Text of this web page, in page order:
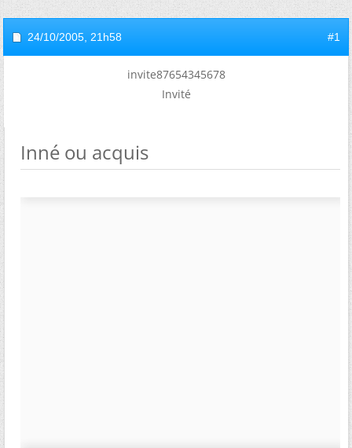
24/10/2005, 21h58 #1
invite87654345678
Invité
Inné ou acquis